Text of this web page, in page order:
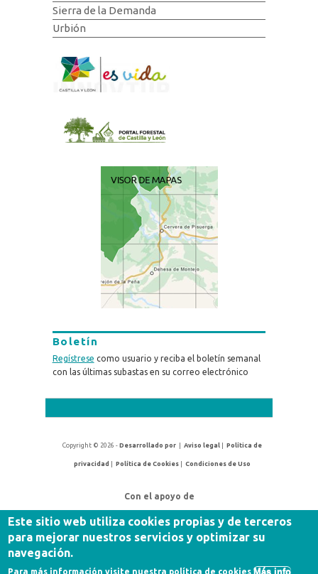
Sierra de la Demanda
Urbión
Boletín
Regístrese como usuario y reciba el boletín semanal
con las últimas subastas en su correo electrónico
Copyright © 2026 -Desarrollado por |Aviso legal |Política de
privacidad |Política de Cookies |Condiciones de Uso
Con el apoyo de
Este sitio web utiliza cookies propias y de terceros
para mejorar nuestros servicios y optimizar su
navegación.
Para más información visite nuestra política de cookies Más info